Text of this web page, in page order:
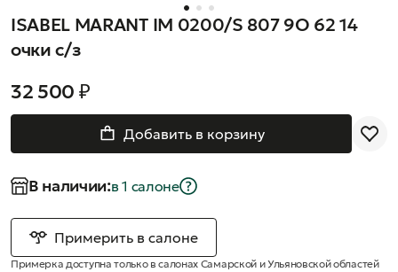
ISABEL MARANT IM 0200/S 807 9O 62 14
очки с/з
32 500 ₽
Добавить в корзину
В наличии:в 1 салонe
Примерить в салоне
Примерка доступна только в салонах Самарской и Ульяновской областей